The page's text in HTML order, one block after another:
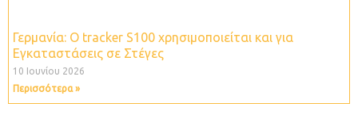
Γερμανία: O tracker S100 χρησιμοποιείται και για
Εγκαταστάσεις σε Στέγες
10 Ιουνίου 2026
Περισσότερα »